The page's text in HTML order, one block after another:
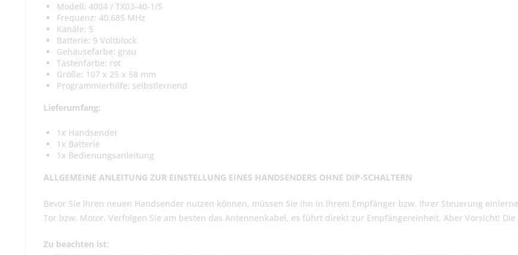
Modell: 4004 / TX03-40-1/5
Frequenz: 40.685 MHz
Kanäle: 5
Batterie: 9 Voltblock
Gehäusefarbe: grau
Tastenfarbe: rot
Größe: 107 x 25 x 58 mm
Programmierhilfe: selbstlernend
Lieferumfang:
1x Handsender
1x Batterie
1x Bedienungsanleitung
ALLGEMEINE ANLEITUNG ZUR EINSTELLUNG EINES HANDSENDERS OHNE DIP-SCHALTERN
Bevor Sie Ihren neuen Handsender nutzen können, müssen Sie ihn in Ihrem Empfänger bzw. Ihrer Steuerung
Tor bzw. Motor. Verfolgen Sie am besten das Antennenkabel, es führt direkt zur Empfängereinheit. Aber Vorsicht!
Zu beachten ist: